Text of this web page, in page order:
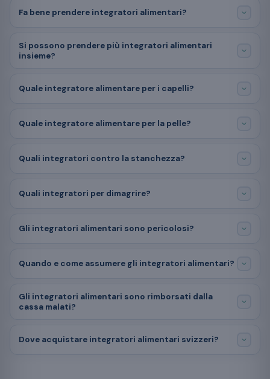
Fa bene prendere integratori alimentari?
Si possono prendere più integratori alimentari
insieme?
Quale integratore alimentare per i capelli?
Quale integratore alimentare per la pelle?
Quali integratori contro la stanchezza?
Quali integratori per dimagrire?
Gli integratori alimentari sono pericolosi?
Quando e come assumere gli integratori alimentari?
Gli integratori alimentari sono rimborsati dalla
cassa malati?
Dove acquistare integratori alimentari svizzeri?